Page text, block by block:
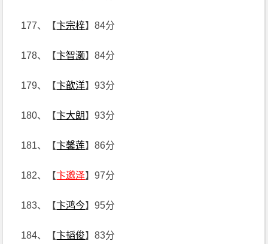
177、【卞宗梓】84分
178、【卞智灏】84分
179、【卞歆洋】93分
180、【卞大朗】93分
181、【卞馨莲】86分
182、【卞邈泽】97分
183、【卞鸿今】95分
184、【卞韬俊】83分